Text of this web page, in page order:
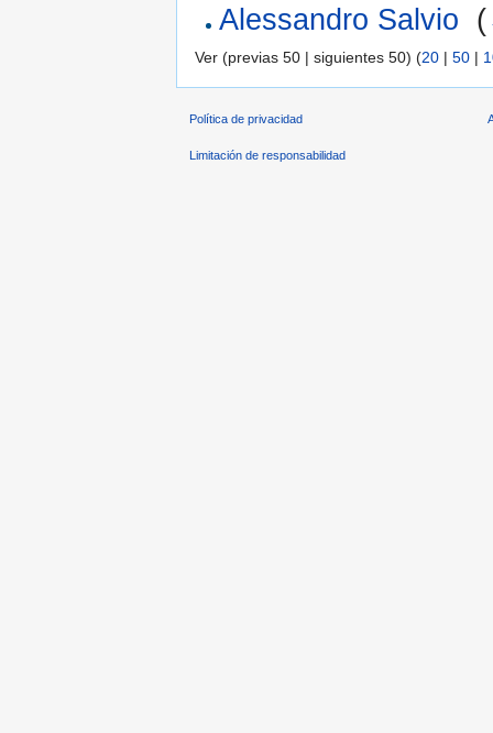
Alessandro Salvio (
Ver (previas 50 | siguientes 50) (20 | 50 |
Política de privacidad
Limitación de responsabilidad